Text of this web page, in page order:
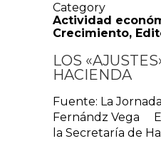
Category
Actividad
Crecimiento,
LOS
HACIENDA
Fuente: La
Fernándz Vega
la Secretaría de